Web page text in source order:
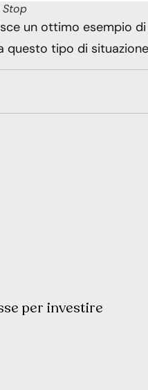
Stop
un ottimo esempio
questo tipo di
per investire